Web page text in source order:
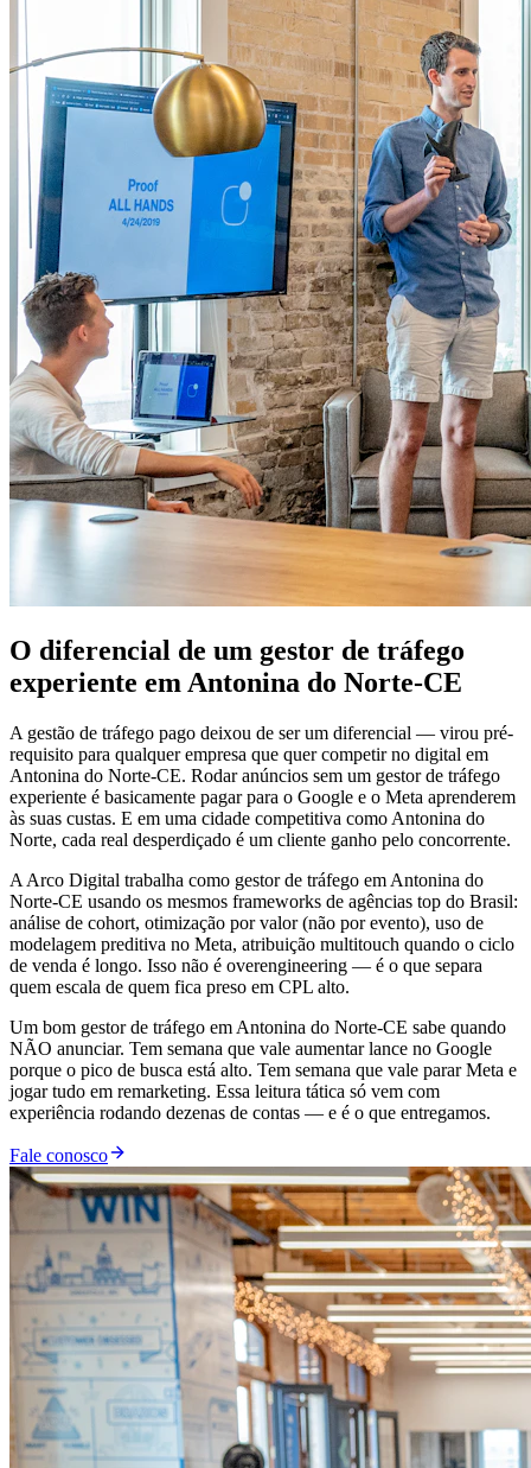
O diferencial de um gestor de tráfego
experiente em Antonina do Norte-CE
A gestão de tráfego pago deixou de ser um diferencial — virou pré-
requisito para qualquer empresa que quer competir no digital em
Antonina do Norte-CE. Rodar anúncios sem um gestor de tráfego
experiente é basicamente pagar para o Google e o Meta aprenderem
às suas custas. E em uma cidade competitiva como Antonina do
Norte, cada real desperdiçado é um cliente ganho pelo concorrente.
A Arco Digital trabalha como gestor de tráfego em Antonina do
Norte-CE usando os mesmos frameworks de agências top do Brasil:
análise de cohort, otimização por valor (não por evento), uso de
modelagem preditiva no Meta, atribuição multitouch quando o ciclo
de venda é longo. Isso não é overengineering — é o que separa
quem escala de quem fica preso em CPL alto.
Um bom gestor de tráfego em Antonina do Norte-CE sabe quando
NÃO anunciar. Tem semana que vale aumentar lance no Google
porque o pico de busca está alto. Tem semana que vale parar Meta e
jogar tudo em remarketing. Essa leitura tática só vem com
experiência rodando dezenas de contas — e é o que entregamos.
Fale conosco